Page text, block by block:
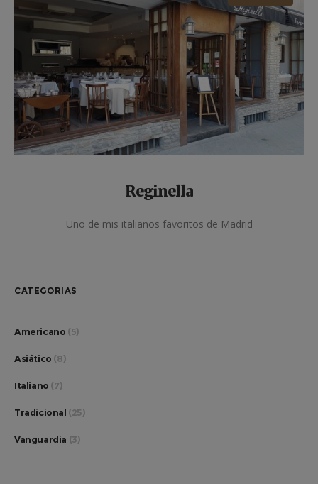
Reginella
Uno de mis italianos favoritos de Madrid
CATEGORIAS
Americano (5)
Asiático (8)
Italiano (7)
Tradicional (25)
Vanguardia (3)